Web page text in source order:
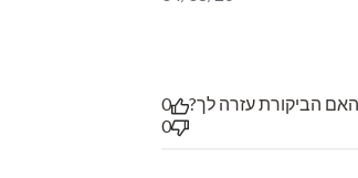
האם הביקורת עזרה לך?
0
0